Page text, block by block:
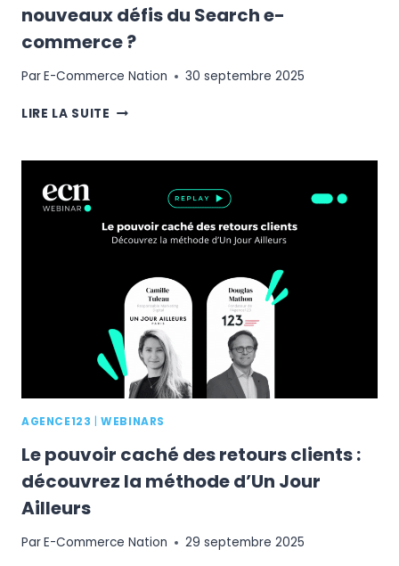
nouveaux défis du Search e-
commerce ?
ParE-Commerce Nation 30 septembre 2025
LIRE LA SUITE COMMENT
FACE
NOUVEAUX
DÉFIS
DU
COMMERCE
AGENCE123 |WEBINARS
Le pouvoir caché des retours clients :
découvrez la méthode d’Un Jour
Ailleurs
ParE-Commerce Nation 29 septembre 2025